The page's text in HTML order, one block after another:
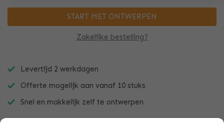
Zakelijke bestelling?
START MET ONTWERPEN
Levertijd 2 werkdagen
Offerte mogelijk aan vanaf 10 stuks
Snel en makkelijk zelf te ontwerpen